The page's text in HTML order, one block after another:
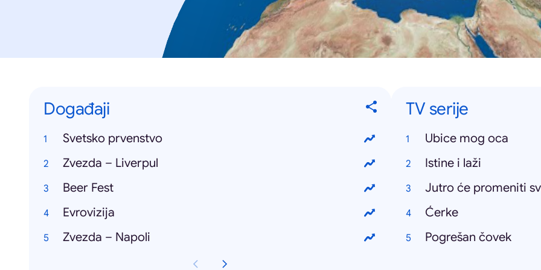
Događaji
Svetsko prvenstvo
Zvezda – Liverpul
Beer Fest
Evrovizija
Zvezda – Napoli
TV serije
Ubice mog oca
Istine i laži
Jutro će promeniti
Ćerke
Pogrešan čovek